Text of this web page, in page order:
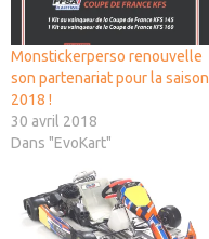
Monstickerperso renouvelle
son partenariat pour la saison
2018 !
30 avril 2018
Dans "EvoKart"